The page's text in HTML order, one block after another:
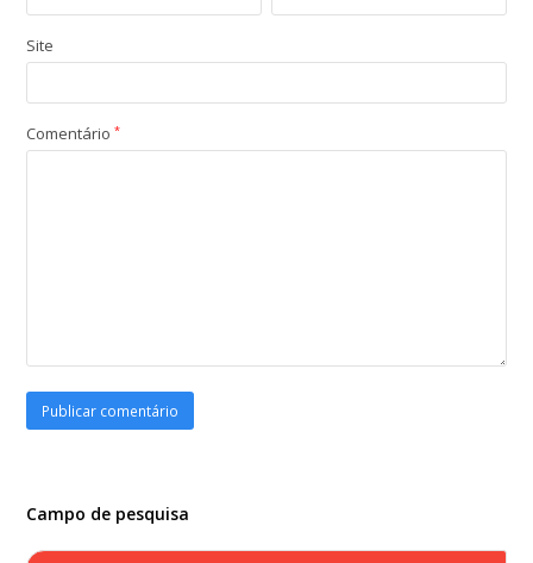
Site
Comentário*
Campo de pesquisa